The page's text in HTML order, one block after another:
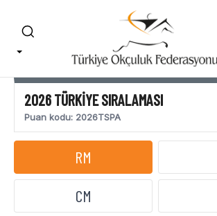
2026 TÜRKIYE SIRALAMASI
Puan kodu: 2026TSPA
RM
CM